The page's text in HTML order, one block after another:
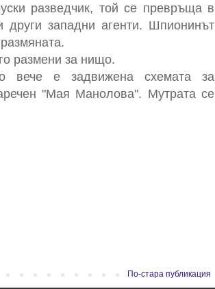
разведчик, той се превръща в
други западни агенти. Шпионинът
размени за нищо.
вече е задвижена схемата за
"Мая Манолова". Мутрата се
По-стара публикация